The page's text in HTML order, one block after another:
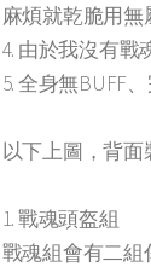
麻煩就乾脆用無
4. 由於我沒有戰
5. 全身無BUFF
以下上圖，背面
1. 戰魂頭盔組
戰魂組會有二組